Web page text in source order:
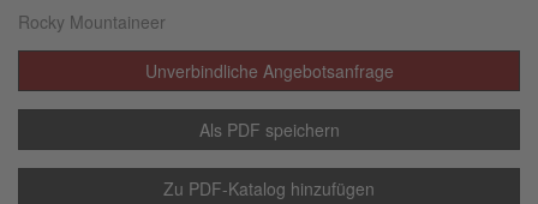
Rocky Mountaineer
Unverbindliche Angebotsanfrage
Als PDF speichern
Zu PDF-Katalog hinzufügen